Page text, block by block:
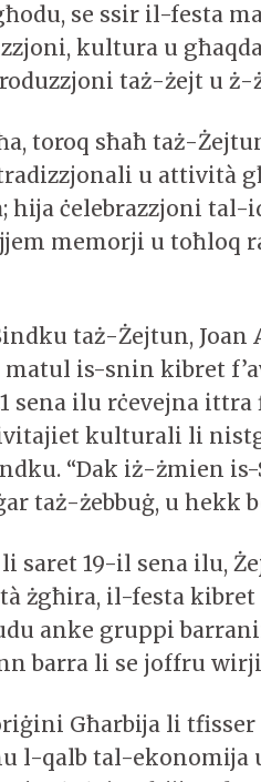
se ssir il-festa
kultura u
taż-żejt u ż-
toroq sħaħ taż-
u attività
hija ċelebrazzjoni
memorji u toħloq
taż-Żejtun, Joan
matul is-snin kibret
sena ilu rċevejna
kulturali li
“Dak iż-żmien
taż-żebbuġ, u hekk
saret 19-il sena ilu,
żgħira, il-festa
anke gruppi
barra li se joffru
Għarbija li
l-qalb tal-ekonomija